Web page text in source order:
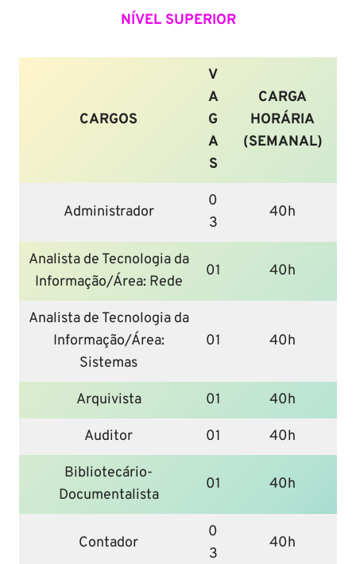
NÍVEL SUPERIOR
CARGOS
V
A
G
A
S
CARGA
HORÁRIA
(SEMANAL)
Administrador
0
3
40h
Analista de Tecnologia da
Informação/Área: Rede
01 40h
Analista de Tecnologia da
Informação/Área:
Sistemas
01 40h
Arquivista 01
40h
Auditor
01
40h
Bibliotecário-
Documentalista
01 40h
Contador
0
3
40h